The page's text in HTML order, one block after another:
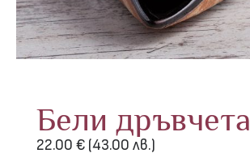
Бели дръвчета
22.00 € (43.00 лв.)